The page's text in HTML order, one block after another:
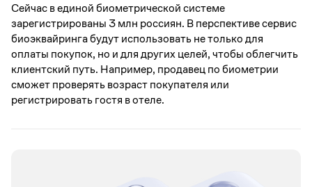
Сейчас в единой биометрической системе
зарегистрированы 3 млн россиян. В перспективе сервис
биоэквайринга будут использовать не только для
оплаты покупок, но и для других целей, чтобы облегчить
клиентский путь. Например, продавец по биометрии
сможет проверять возраст покупателя или
регистрировать гостя в отеле.